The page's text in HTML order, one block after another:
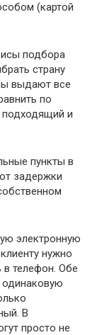
(картой
подбора
страну
выдают все
по
и
пункты в
задержки
электронную
нужно
в телефон. Обе
В
просто не